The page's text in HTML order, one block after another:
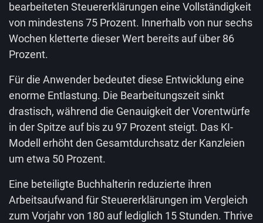
bearbeiteten Steuererklärungen eine Vollständigkeit
von mindestens 75 Prozent. Innerhalb von nur sechs
Wochen kletterte dieser Wert bereits auf über 86
Prozent.
Für die Anwender bedeutet diese Entwicklung eine
enorme Entlastung. Die Bearbeitungszeit sinkt
drastisch, während die Genauigkeit der Vorentwürfe
in der Spitze auf bis zu 97 Prozent steigt. Das KI-
Modell erhöht den Gesamtdurchsatz der Kanzleien
um etwa 50 Prozent.
Eine beteiligte Buchhalterin reduzierte ihren
Arbeitsaufwand für Steuererklärungen im Vergleich
zum Vorjahr von 180 auf lediglich 15 Stunden. Thrive